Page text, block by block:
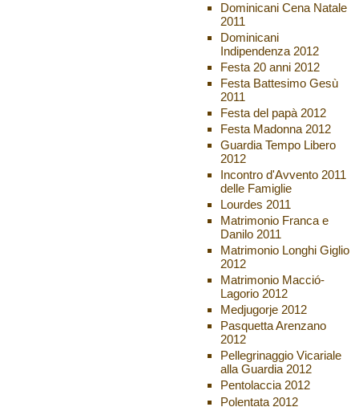
Dominicani Cena Natale
2011
Dominicani
Indipendenza 2012
Festa 20 anni 2012
Festa Battesimo Gesù
2011
Festa del papà 2012
Festa Madonna 2012
Guardia Tempo Libero
2012
Incontro d'Avvento 2011
delle Famiglie
Lourdes 2011
Matrimonio Franca e
Danilo 2011
Matrimonio Longhi Giglio
2012
Matrimonio Macció-
Lagorio 2012
Medjugorje 2012
Pasquetta Arenzano
2012
Pellegrinaggio Vicariale
alla Guardia 2012
Pentolaccia 2012
Polentata 2012